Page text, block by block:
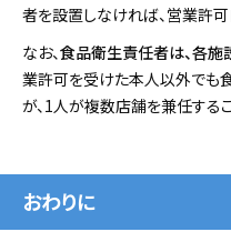
者を設置しなければ、営業許
なお、食品衛生責任者は、各施
業許可を受けた本人以外でも
が、1人が複数店舗を兼任する
おわりに